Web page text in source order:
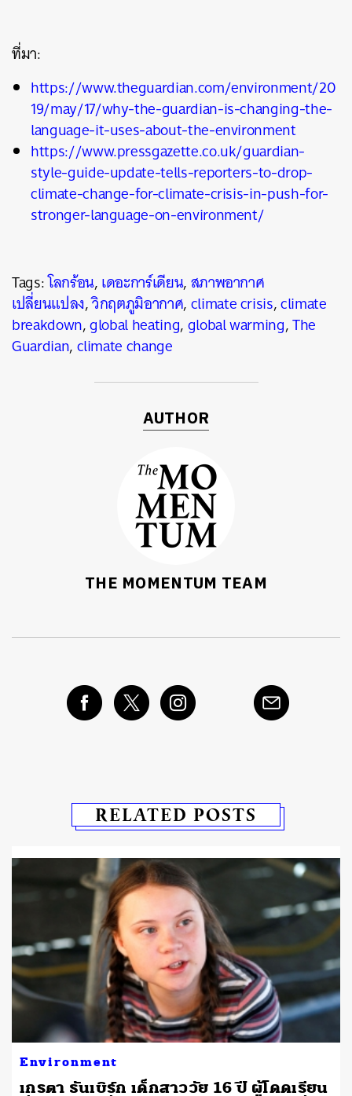
ที่มา:
https://www.theguardian.com/environment/20
19/may/17/why-the-guardian-is-changing-the-
language-it-uses-about-the-environment
https://www.pressgazette.co.uk/guardian-
style-guide-update-tells-reporters-to-drop-
climate-change-for-climate-crisis-in-push-for-
stronger-language-on-environment/
Tags:โลกร้อน,เดอะการ์เดียน,สภาพอากาศ
เปลี่ยนแปลง,วิกฤตภูมิอากาศ,climate crisis,climate
breakdown,global heating,global warming,The
Guardian,climate change
AUTHOR
THE MOMENTUM TEAM
RELATED POSTS
Environment
เกรตา ธันเบิร์ก เด็กสาววัย 16 ปี ผู้โดดเรียน